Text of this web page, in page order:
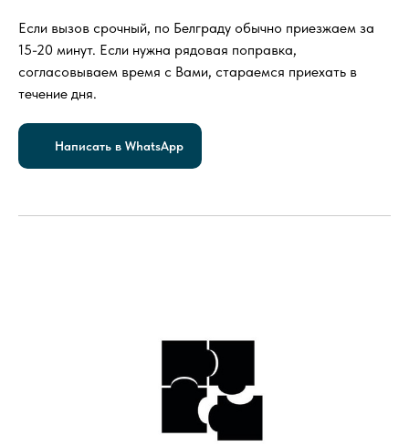
Если вызов срочный, по Белграду обычно приезжаем за
15-20 минут. Если нужна рядовая поправка,
согласовываем время с Вами, стараемся приехать в
течение дня.
Написать в WhatsApp